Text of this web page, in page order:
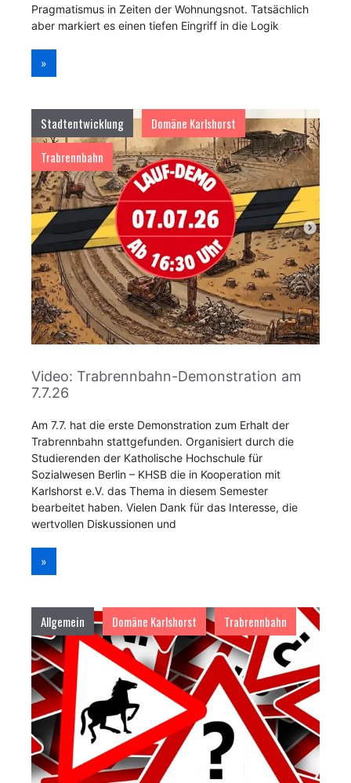
Pragmatismus in Zeiten der Wohnungsnot. Tatsächlich
aber markiert es einen tiefen Eingriff in die Logik
»
Stadtentwicklung
Domäne Karlshorst
Trabrennbahn
Video: Trabrennbahn-Demonstration am
7.7.26
Am 7.7. hat die erste Demonstration zum Erhalt der
Trabrennbahn stattgefunden. Organisiert durch die
Studierenden der Katholische Hochschule für
Sozialwesen Berlin – KHSB die in Kooperation mit
Karlshorst e.V. das Thema in diesem Semester
bearbeitet haben. Vielen Dank für das Interesse, die
wertvollen Diskussionen und
»
Allgemein Domäne Karlshorst Trabrennbahn